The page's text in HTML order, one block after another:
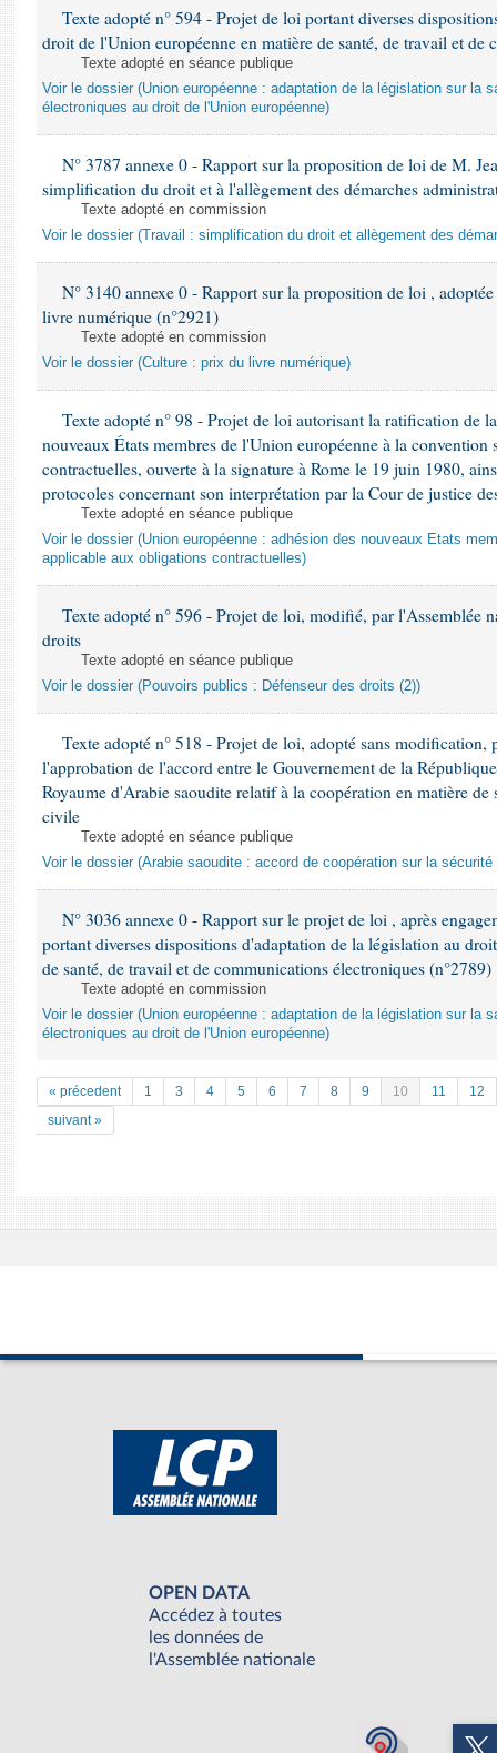
Texte adopté n° 594 - Projet de loi portant diverses
droit de l'Union européenne en matière de santé, de travail et de
Texte adopté en séance publique
Voir le dossier (Union européenne : adaptation de la législation sur la
électroniques au droit de l'Union européenne)
N° 3787 annexe 0 - Rapport sur la proposition de loi de M.
simplification du droit et à l'allègement des démarches
Texte adopté en commission
Voir le dossier (Travail : simplification du droit et allègement des
N° 3140 annexe 0 - Rapport sur la proposition de loi ,
livre numérique (n°2921)
Texte adopté en commission
Voir le dossier (Culture : prix du livre numérique)
Texte adopté n° 98 - Projet de loi autorisant la ratification de
nouveaux États membres de l'Union européenne à la
contractuelles, ouverte à la signature à Rome le 19 juin 1980,
protocoles concernant son interprétation par la Cour de justice
Texte adopté en séance publique
Voir le dossier (Union européenne : adhésion des nouveaux Etats
applicable aux obligations contractuelles)
Texte adopté n° 596 - Projet de loi, modifié, par l'Assemblée
droits
Texte adopté en séance publique
Voir le dossier (Pouvoirs publics : Défenseur des droits (2))
Texte adopté n° 518 - Projet de loi, adopté sans modification,
l'approbation de l'accord entre le Gouvernement de la
Royaume d'Arabie saoudite relatif à la coopération en matière de
civile
Texte adopté en séance publique
Voir le dossier (Arabie saoudite : accord de coopération sur la sécurité
N° 3036 annexe 0 - Rapport sur le projet de loi , après
portant diverses dispositions d'adaptation de la législation au
de santé, de travail et de communications électroniques (n°2789)
Texte adopté en commission
Voir le dossier (Union européenne : adaptation de la législation sur la
électroniques au droit de l'Union européenne)
« précedent 1 3 4 5 6 7 8 9 10 11
12
suivant »
OPEN DATA
Accédez à toutes
les données de
l'Assemblée nationale